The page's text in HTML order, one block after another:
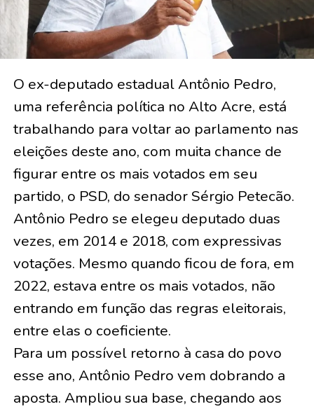
O ex-deputado estadual Antônio Pedro,
uma referência política no Alto Acre, está
trabalhando para voltar ao parlamento nas
eleições deste ano, com muita chance de
figurar entre os mais votados em seu
partido, o PSD, do senador Sérgio Petecão.
Antônio Pedro se elegeu deputado duas
vezes, em 2014 e 2018, com expressivas
votações. Mesmo quando ficou de fora, em
2022, estava entre os mais votados, não
entrando em função das regras eleitorais,
entre elas o coeficiente.
Para um possível retorno à casa do povo
esse ano, Antônio Pedro vem dobrando a
aposta. Ampliou sua base, chegando aos